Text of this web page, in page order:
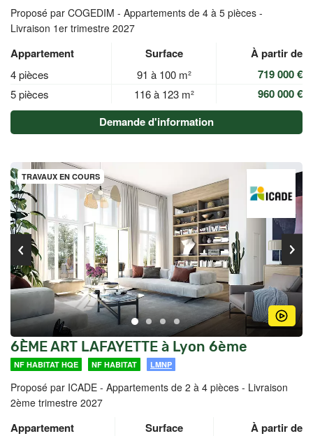
Proposé par COGEDIM - Appartements de 4 à 5 pièces -
Livraison 1er trimestre 2027
Appartement Surface À partir de
4 pièces 91 à 100 m² 719 000 €
5 pièces 116 à 123 m²
960 000 €
Demande d'information
TRAVAUX EN COURS
6ÈME ART LAFAYETTE à Lyon 6ème
NF HABITAT HQE NF HABITAT LMNP
Proposé par ICADE - Appartements de 2 à 4 pièces - Livraison
2ème trimestre 2027
Appartement Surface À partir de